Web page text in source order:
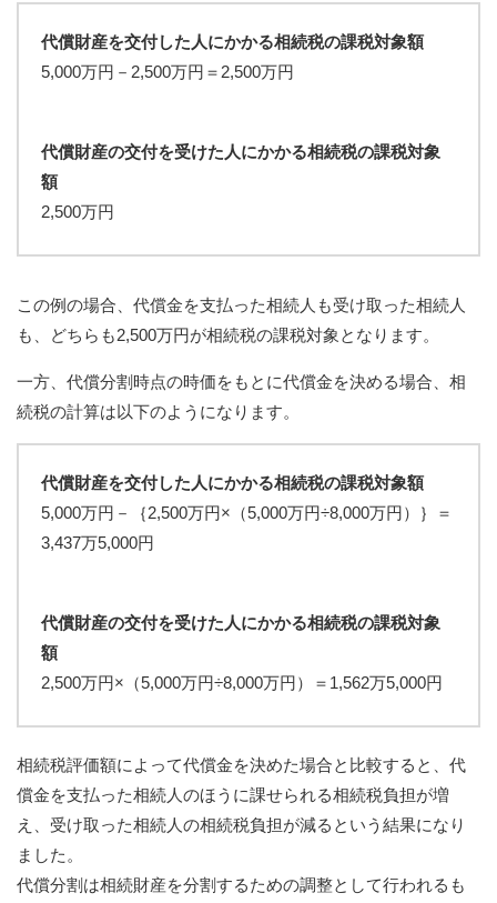
代償財産を交付した人にかかる相続税の課税対象額
5,000万円－2,500万円＝2,500万円
代償財産の交付を受けた人にかかる相続税の課税対象
額
2,500万円
この例の場合、代償金を支払った相続人も受け取った相続人
も、どちらも2,500万円が相続税の課税対象となります。
一方、代償分割時点の時価をもとに代償金を決める場合、相
続税の計算は以下のようになります。
代償財産を交付した人にかかる相続税の課税対象額
5,000万円－｛2,500万円×（5,000万円÷8,000万円）｝＝
3,437万5,000円
代償財産の交付を受けた人にかかる相続税の課税対象
額
2,500万円×（5,000万円÷8,000万円）＝1,562万5,000円
相続税評価額によって代償金を決めた場合と比較すると、代
償金を支払った相続人のほうに課せられる相続税負担が増
え、受け取った相続人の相続税負担が減るという結果になり
ました。
代償分割は相続財産を分割するための調整として行われるも